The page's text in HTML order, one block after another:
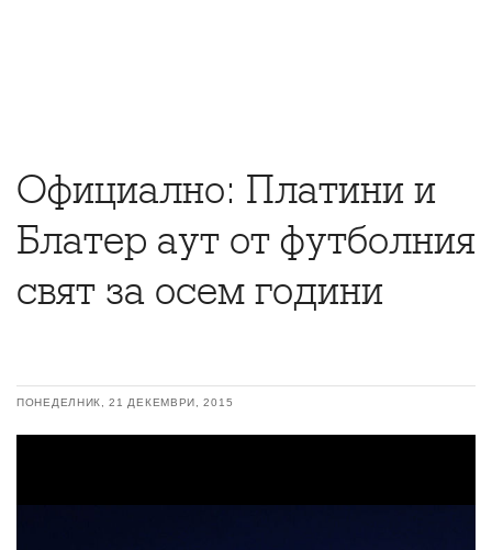
Официално: Платини и
Блатер аут от футболния
свят за осем години
ПОНЕДЕЛНИК, 21 ДЕКЕМВРИ, 2015